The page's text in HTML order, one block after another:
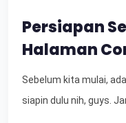
Persiapan
Halaman
Sebelum kita mulai,
siapin dulu nih, guys.